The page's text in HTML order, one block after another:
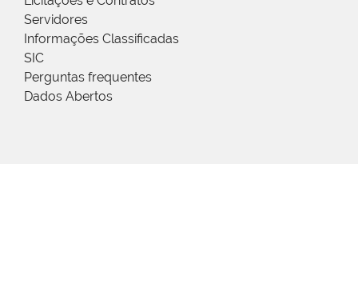
Servidores
Informações Classificadas
SIC
Perguntas frequentes
Dados Abertos